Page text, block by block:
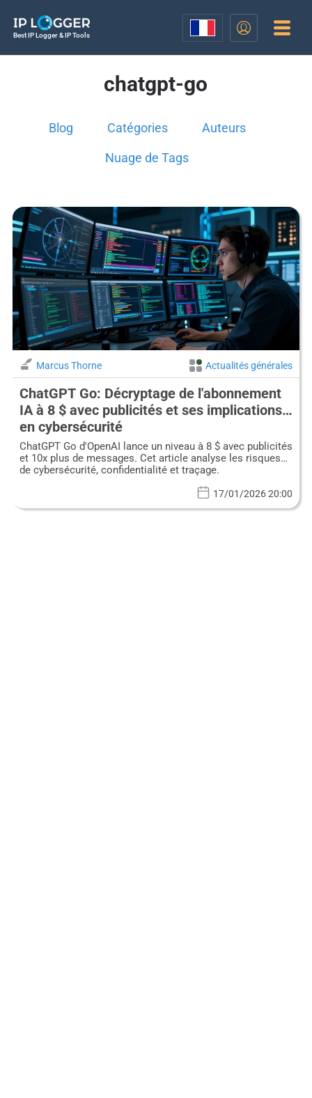
Best IP Logger & IP Tools
chatgpt-go
Blog Catégories Auteurs
Nuage de Tags
Marcus Thorne Actualités générales
ChatGPT Go: Décryptage de l'abonnement
IA à 8 $ avec publicités et ses implications
en cybersécurité
ChatGPT Go d'OpenAI lance un niveau à 8 $ avec publicités
et 10x plus de messages. Cet article analyse les risques
de cybersécurité, confidentialité et traçage.
17/01/2026 20:00